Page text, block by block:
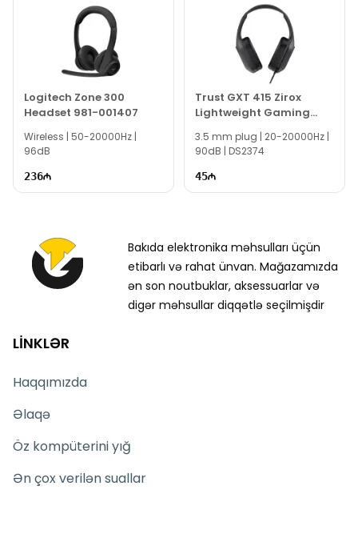
Logitech Zone 300
Headset 981-001407
Wireless | 50-20000Hz |
96dB
236
Trust GXT 415 Zirox
Lightweight Gaming
Headset Black
3.5 mm plug | 20-20000Hz |
90dB | DS2374
45
Bakıda elektronika məhsulları üçün
etibarlı və rahat ünvan. Mağazamızda
ən son noutbuklar, aksessuarlar və
digər məhsullar diqqətlə seçilmişdir
LİNKLƏR
Haqqımızda
Əlaqə
Öz kompüterini yığ
Ən çox verilən suallar